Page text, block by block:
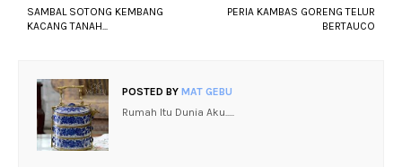
PERIA KAMBAS GORENG TELUR
BERTAUCO
SAMBAL SOTONG KEMBANG
KACANG TANAH...
POSTED BY MAT GEBU
Rumah Itu Dunia Aku.....